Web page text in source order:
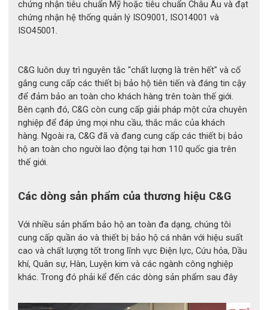
- Mức nhiệt bức xạ: Lên tới 1200°C
- Khả năng chịu nhiệt thử nghiệm:
- Tiêu chuẩn: ISO 11612:2008, EN 407, EN
11612:2008
chứng nhận tiêu chuẩn Mỹ hoặc tiêu chuẩn Châu Âu và đạt
chứng nhận hệ thống quản lý ISO9001, ISO14001 và
ISO45001.
C&G luôn duy trì nguyên tắc "chất lượng là trên hết" và cố
gắng cung cấp các thiết bị bảo hộ tiên tiến và đáng tin cậy
để đảm bảo an toàn cho khách hàng trên toàn thế giới.
Bên cạnh đó, C&G còn cung cấp giải pháp một cửa chuyên
nghiệp để đáp ứng mọi nhu cầu, thắc mắc của khách
hàng. Ngoài ra, C&G đã và đang cung cấp các thiết bị bảo
hộ an toàn cho người lao động tại hơn 110 quốc gia trên
thế giới.
Các dòng sản phẩm của thương hiệu C&G
Với nhiều sản phẩm bảo hộ an toàn đa dạng, chúng tôi
cung cấp quần áo và thiết bị bảo hộ cá nhân với hiệu suất
cao và chất lượng tốt trong lĩnh vực Điện lực, Cứu hỏa, Dầu
khí, Quân sự, Hàn, Luyện kim và các ngành công nghiệp
khác. Trong đó phải kể đến các dòng sản phẩm sau đây